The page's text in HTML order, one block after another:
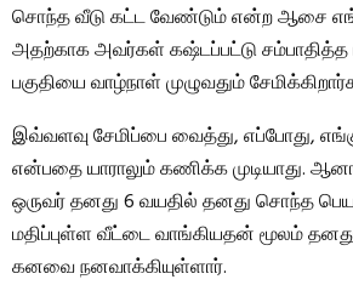
சொந்த வீடு கட்ட வேண்டும் என்ற ஆசை
அதற்காக அவர்கள் கஷ்டப்பட்டு
பகுதியை வாழ்நாள் முழுவதும்
இவ்வளவு சேமிப்பை வைத்து, எப்போது,
என்பதை யாராலும் கணிக்க முடியாது.
ஒருவர் தனது 6 வயதில் தனது சொந்த
மதிப்புள்ள வீட்டை வாங்கியதன் மூலம்
கனவை நனவாக்கியுள்ளார்.